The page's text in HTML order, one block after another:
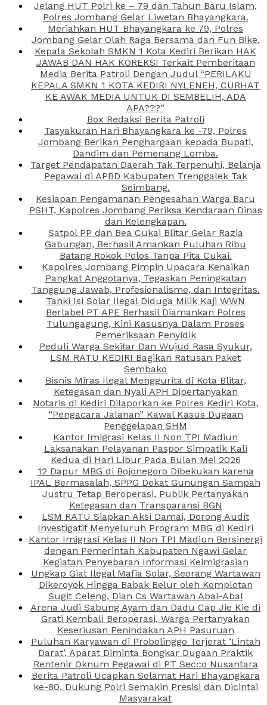
Jelang HUT Polri ke – 79 dan Tahun Baru Islam,
Polres Jombang Gelar Liwetan Bhayangkara.
Meriahkan HUT Bhayangkara ke 79, Polres
Jombang Gelar Olah Raga Bersama dan Fun Bike.
Kepala Sekolah SMKN 1 Kota Kediri Berikan HAK
JAWAB DAN HAK KOREKSI Terkait Pemberitaan
Media Berita Patroli Dengan Judul “PERILAKU
KEPALA SMKN 1 KOTA KEDIRI NYLENEH, CURHAT
KE AWAK MEDIA UNTUK DI SEMBELIH, ADA
APA???”
Box Redaksi Berita Patroli
Tasyakuran Hari Bhayangkara ke -79, Polres
Jombang Berikan Penghargaan kepada Bupati,
Dandim dan Pemenang Lomba.
Target Pendapatan Daerah Tak Terpenuhi, Belanja
Pegawai di APBD Kabupaten Trenggalek Tak
Seimbang.
Kesiapan Pengamanan Pengesahan Warga Baru
PSHT, Kapolres Jombang Periksa Kendaraan Dinas
dan Kelengkapan.
Satpol PP dan Bea Cukai Blitar Gelar Razia
Gabungan, Berhasil Amankan Puluhan Ribu
Batang Rokok Polos Tanpa Pita Cukai.
Kapolres Jombang Pimpin Upacara Kenaikan
Pangkat Anggotanya, Tegaskan Peningkatan
Tanggung Jawab, Profesionalisme, dan Integritas.
Tanki Isi Solar Ilegal Diduga Milik Kaji WWN
Berlabel PT APE Berhasil Diamankan Polres
Tulungagung, Kini Kasusnya Dalam Proses
Pemeriksaan Penyidik
Peduli Warga Sekitar Dan Wujud Rasa Syukur,
LSM RATU KEDIRI Bagikan Ratusan Paket
Sembako
Bisnis Miras Ilegal Menggurita di Kota Blitar,
Ketegasan dan Nyali APH Dipertanyakan
Notaris di Kediri Dilaporkan ke Polres Kediri Kota,
“Pengacara Jalanan” Kawal Kasus Dugaan
Penggelapan SHM
Kantor Imigrasi Kelas II Non TPI Madiun
Laksanakan Pelayanan Paspor Simpatik Kali
Kedua di Hari Libur Pada Bulan Mei 2026
12 Dapur MBG di Bojonegoro Dibekukan karena
IPAL Bermasalah, SPPG Dekat Gunungan Sampah
Justru Tetap Beroperasi, Publik Pertanyakan
Ketegasan dan Transparansi BGN
LSM RATU Siapkan Aksi Damai, Dorong Audit
Investigatif Menyeluruh Program MBG di Kediri
Kantor Imigrasi Kelas II Non TPI Madiun Bersinergi
dengan Pemerintah Kabupaten Ngawi Gelar
Kegiatan Penyebaran Informasi Keimigrasian
Ungkap Giat Ilegal Mafia Solar, Seorang Wartawan
Dikeroyok Hingga Babak Belur oleh Komplotan
Sugit Celeng, Dian Cs Wartawan Abal-Abal
Arena Judi Sabung Ayam dan Dadu Cap Jie Kie di
Grati Kembali Beroperasi, Warga Pertanyakan
Keseriusan Penindakan APH Pasuruan
Puluhan Karyawan di Probolinggo Terjerat ‘Lintah
Darat’, Aparat Diminta Bongkar Dugaan Praktik
Rentenir Oknum Pegawai di PT Secco Nusantara
Berita Patroli Ucapkan Selamat Hari Bhayangkara
ke-80, Dukung Polri Semakin Presisi dan Dicintai
Masyarakat